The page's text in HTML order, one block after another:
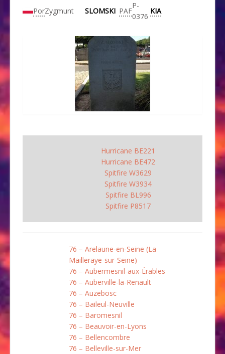
PorZygmunt SLOMSKI PAF
P-
0376
KIA
Hurricane BE221
Hurricane BE472
Spitfire W3629
Spitfire W3934
Spitfire BL996
Spitfire P8517
76 – Arelaune-en-Seine (La
Mailleraye-sur-Seine)
76 – Aubermesnil-aux-Érables
76 – Auberville-la-Renault
76 – Auzebosc
76 – Baileul-Neuville
76 – Baromesnil
76 – Beauvoir-en-Lyons
76 – Bellencombre
76 – Belleville-sur-Mer